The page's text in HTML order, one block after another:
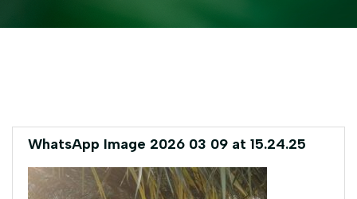
WhatsApp Image 2026 03 09 at 15.24.25